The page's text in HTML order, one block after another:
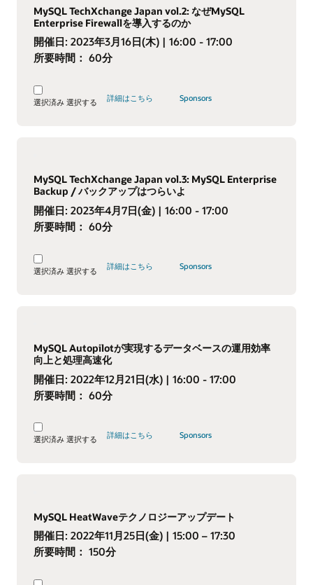
MySQL TechXchange Japan vol.2: なぜMySQL
Enterprise Firewallを導入するのか
開催日: 2023年3月16日(木)| 16:00 - 17:00
所要時間： 60分
選択済み 選択する 詳細はこちら Sponsors
MySQL TechXchange Japan vol.3: MySQL Enterprise
Backup / バックアップはつらいよ
開催日: 2023年4月7日(金)| 16:00 - 17:00
所要時間： 60分
選択済み 選択する 詳細はこちら Sponsors
MySQL Autopilotが実現するデータベースの運用効率
向上と処理高速化
開催日: 2022年12月21日(水)| 16:00 - 17:00
所要時間： 60分
選択済み 選択する 詳細はこちら Sponsors
MySQL HeatWaveテクノロジーアップデート
開催日: 2022年11月25日(金)| 15:00 – 17:30
所要時間： 150分